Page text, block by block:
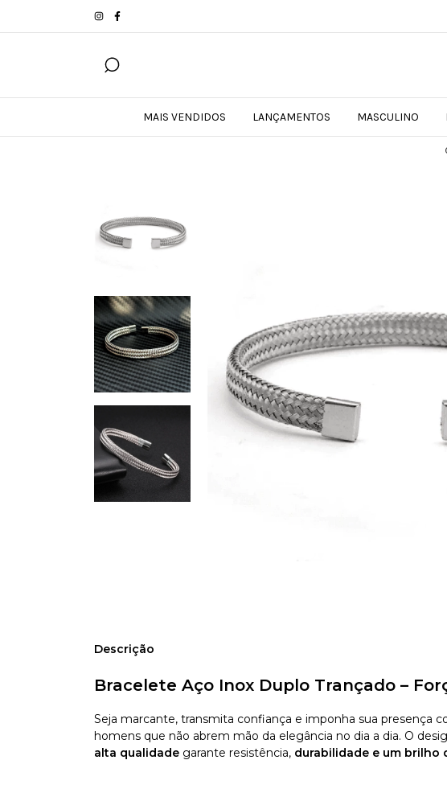
MAIS VENDIDOS LANÇAMENTOS MASCULINO
GANHE
Descrição
Bracelete Aço Inox Duplo Trançado –
Seja marcante, transmita confiança e imponha sua presença
homens que não abrem mão da elegância no dia a dia. O
alta qualidade garante resistência, durabilidade e um brilho